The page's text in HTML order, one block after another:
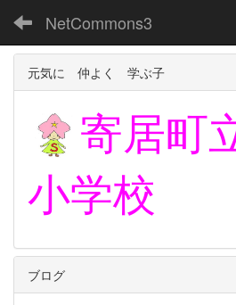
NetCommons3
元気に 仲よく 学ぶ子
寄居町
小学校
ブログ